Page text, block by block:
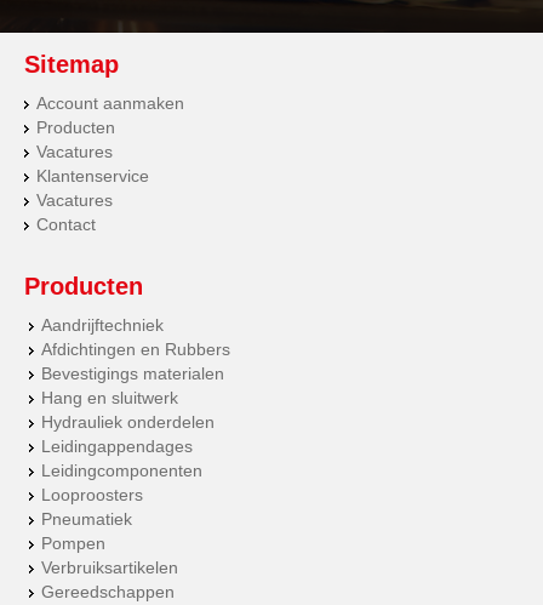
Sitemap
Account aanmaken
Producten
Vacatures
Klantenservice
Vacatures
Contact
Producten
Aandrijftechniek
Afdichtingen en Rubbers
Bevestigings materialen
Hang en sluitwerk
Hydrauliek onderdelen
Leidingappendages
Leidingcomponenten
Looproosters
Pneumatiek
Pompen
Verbruiksartikelen
Gereedschappen